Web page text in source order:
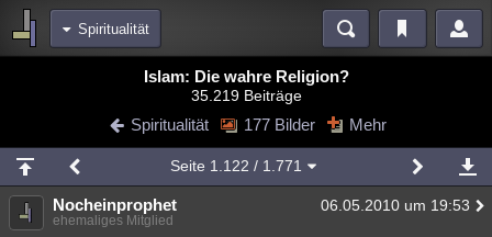
Spiritualität
Diskussionen Blogs Videos
Chat Wiki Neuigkeiten
meine Rubriken
Menschen Wissenschaft Mystery Kriminalfälle
Islam: Die wahre Religion?
35.219 Beiträge
Spiritualität 177 Bilder Mehr
Seite 1.122 / 1.771
Nocheinprophet 06.05.2010 um 19:53
ehemaliges Mitglied